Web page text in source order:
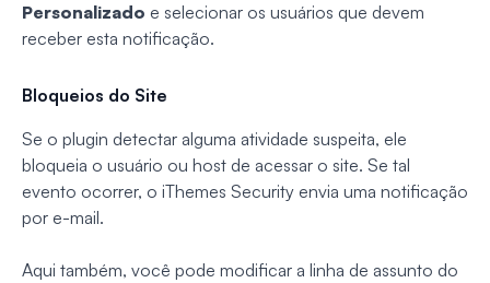
Personalizado e selecionar os usuários que devem
receber esta notificação.
Bloqueios do Site
Se o plugin detectar alguma atividade suspeita, ele
bloqueia o usuário ou host de acessar o site. Se tal
evento ocorrer, o iThemes Security envia uma notificação
por e-mail.
Aqui também, você pode modificar a linha de assunto do